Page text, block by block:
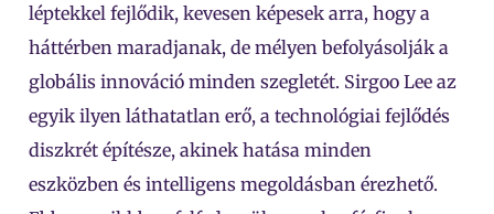
léptekkel fejlődik, kevesen képesek arra, hogy a
háttérben maradjanak, de mélyen befolyásolják a
globális innováció minden szegletét. Sirgoo Lee az
egyik ilyen láthatatlan erő, a technológiai fejlődés
diszkrét építésze, akinek hatása minden
eszközben és intelligens megoldásban érezhető.